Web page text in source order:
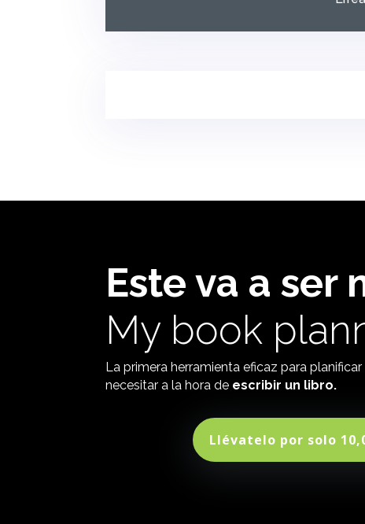
Este va a ser
My book
La primera herramienta eficaz para
necesitar a la hora de escribir un libro.
Llévatelo por solo